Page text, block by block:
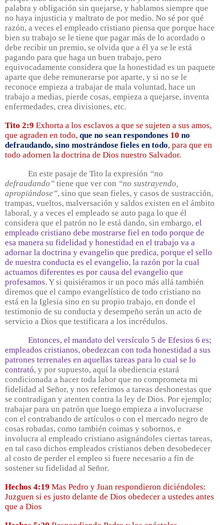
palabra y obligación sin quejarse, y hablamos siempre que
no haya injusticia y maltrato de por medio. No sé por qué
razón, a veces el empleado cristiano piensa que porque hace
bien su trabajo se le tiene que pagar más de lo acordado o
debe recibir un premio, se olvida que a él ya se le está
pagando para que haga un buen trabajo, pero
equivocadamente considera que la honestidad es un paquete
aparte que debe remunerarse por aparte, y si no se le
reconoce empieza a trabajar de mala voluntad, hace un
trabajo a medias, pierde cosas, empieza a quejarse, inventa
enfermedades, crea divisiones, etc.
Tito 2:9 Exhorta a los esclavos a que se sujeten a sus amos,
que agraden en todo, que no sean respondones 10 no
defraudando, sino mostrándose fieles en todo, para que en
todo adornen la doctrina de Dios nuestro Salvador.
En este pasaje de Tito la expresión “no
defraudando” tiene que ver con “no sustrayendo,
apropiándose”, sino que sean fieles, y casos de sustracción,
trampas, vueltos, malversación y saldos existen en el ámbito
laboral, y a veces el empleado se auto paga lo que él
considera que el patrón no le está dando, sin embargo, el
empleado cristiano debe mostrarse fiel en todo porque de
esa manera su fidelidad y honestidad en el trabajo va a
adornar la doctrina y evangelio que predica, porque el sello
de nuestra conducta es el evangelio, la razón por la cual
actuamos diferentes es por causa del evangelio que
profesamos. Y si quisiéramos ir un poco más allá también
diremos que el campo evangelístico de todo cristiano no
está en la Iglesia sino en su propio trabajo, en donde el
testimonio de su conducta y desempeño serán un acto de
servicio a Dios que testificara a los incrédulos.
Entonces, el mandato del versículo 5 de Efesios 6 es;
empleados cristianos, obedezcan con toda honestidad a sus
patrones terrenales en aquellas tareas para lo cual se lo
contrató, y por supuesto, aquí la obediencia estará
condicionada a hacer toda labor que no comprometa mi
fidelidad al Señor, y nos referimos a tareas deshonestas que
se contradigan y atenten contra la ley de Dios. Por ejemplo;
trabajar para un patrón que luego empieza a involucrarse
con el contrabando de artículos o con el mercado negro de
cosas robadas, como también coimas y sobornos, e
involucra al empleado cristiano asignándoles ciertas tareas,
en tal caso dichos empleados cristianos deben desobedecer
al costo de perder el empleo si fuere necesario a fin de
sostener su fidelidad al Señor.
Hechos 4:19 Mas Pedro y Juan respondieron diciéndoles:
Juzguen si es justo delante de Dios obedecer a ustedes antes
que a Dios